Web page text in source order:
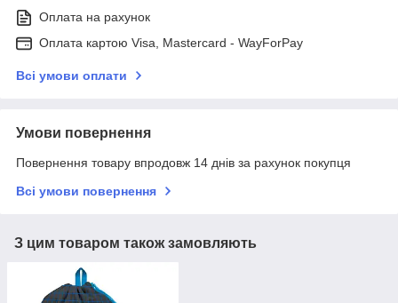
Оплата на рахунок
Оплата картою Visa, Mastercard - WayForPay
Всі умови оплати
Умови повернення
Повернення товару впродовж 14 днів за рахунок покупця
Всі умови повернення
З цим товаром також замовляють